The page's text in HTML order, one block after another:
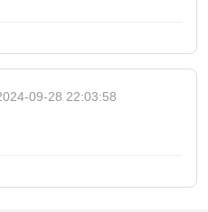
09-28 22:03:58